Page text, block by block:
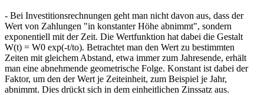
- Bei Investitionsrechnungen geht man nicht davon aus, dass der
Wert von Zahlungen "in konstanter Höhe abnimmt", sondern
exponentiell mit der Zeit. Die Wertfunktion hat dabei die Gestalt
W(t) = W0 exp(-t/to). Betrachtet man den Wert zu bestimmten
Zeiten mit gleichem Abstand, etwa immer zum Jahresende, erhält
man eine abnehmende geometrische Folge. Konstant ist dabei der
Faktor, um den der Wert je Zeiteinheit, zum Beispiel je Jahr,
abnimmt. Dies drückt sich in dem einheitlichen Zinssatz aus.